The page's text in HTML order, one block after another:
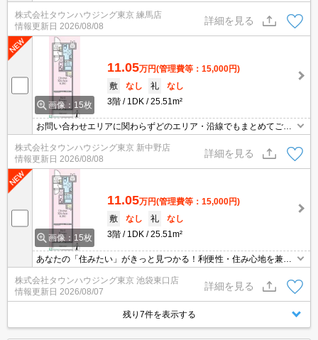
きる設備仕様！駅前商業施設の多さ！日常の買い物に便利！
株式会社タウンハウジング東京 練馬店
情報更新日 2026/08/08
詳細を見る
画像：15枚
11.05万円(管理費等：15,000円)
敷
なし 礼
なし
3階
1DK 25.51m²
お問い合わせエリアに関わらずどのエリア・沿線でもまとめてご紹
介可能です！！迷われている場合はますご相談くださいませ。
株式会社タウンハウジング東京 新中野店
情報更新日 2026/08/08
詳細を見る
画像：15枚
11.05万円(管理費等：15,000円)
敷
なし 礼
なし
3階
1DK 25.51m²
あなたの「住みたい」がきっと見つかる！利便性・住み心地を兼ね
揃えた賃貸物件！お気軽にご相談ください。お部屋探しはタウンハ
ウジングへお任せください！
株式会社タウンハウジング東京 池袋東口店
情報更新日 2026/08/07
詳細を見る
残り7件を表示する